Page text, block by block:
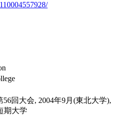
回大会, 2004年9月(東北大学),
期大学